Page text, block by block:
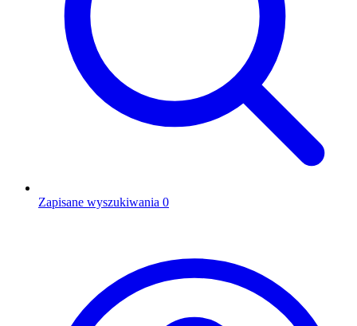
Zapisane wyszukiwania 0